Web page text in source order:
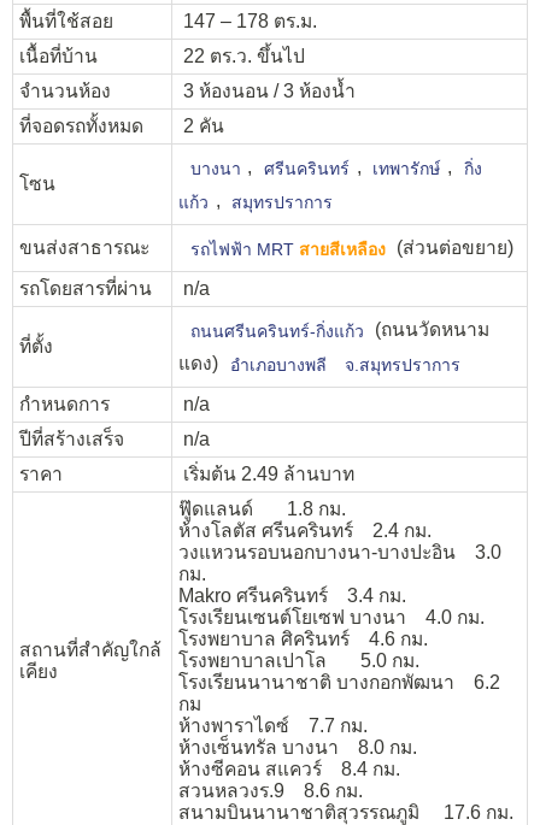
พื้นที่ใช้สอย
147 – 178 ตร.ม.
เนื้อที่บ้าน
22 ตร.ว. ขึ้นไป
จำนวนห้อง
3 ห้องนอน / 3 ห้องน้ำ
ที่จอดรถทั้งหมด
2 คัน
โซน
บางนา , ศรีนครินทร์ , เทพารักษ์ ,
กิ่ง
แก้ว , สมุทรปราการ
ขนส่งสาธารณะ รถไฟฟ้า MRT สายสีเหลือง
(ส่วนต่อขยาย)
รถโดยสารที่ผ่าน
n/a
ที่ตั้ง
ถนนศรีนครินทร์-กิ่งแก้ว
(ถนนวัดหนาม
แดง)
อำเภอบางพลี จ.สมุทรปราการ
กำหนดการ
n/a
ปีที่สร้างเสร็จ
n/a
ราคา
เริ่มต้น 2.49 ล้านบาท
สถานที่สำคัญใกล้
เคียง
ฟู๊ดแลนด์ 1.8 กม.
ห้างโลตัส ศรีนครินทร์ 2.4 กม.
วงแหวนรอบนอกบางนา-บางปะอิน 3.0
กม.
Makro ศรีนครินทร์ 3.4 กม.
โรงเรียนเซนต์โยเซฟ บางนา 4.0 กม.
โรงพยาบาล ศิครินทร์ 4.6 กม.
โรงพยาบาลเปาโล 5.0 กม.
โรงเรียนนานาชาติ บางกอกพัฒนา 6.2
กม
ห้างพาราไดซ์ 7.7 กม.
ห้างเซ็นทรัล บางนา 8.0 กม.
ห้างซีคอน สแควร์ 8.4 กม.
สวนหลวงร.9 8.6 กม.
สนามบินนานาชาติสุวรรณภูมิ 17.6 กม.